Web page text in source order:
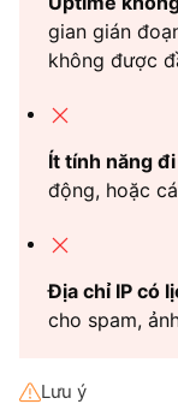
gian gián
không được
Ít tính năng
động, hoặc
Địa chỉ IP có
cho spam,
Lưu ý